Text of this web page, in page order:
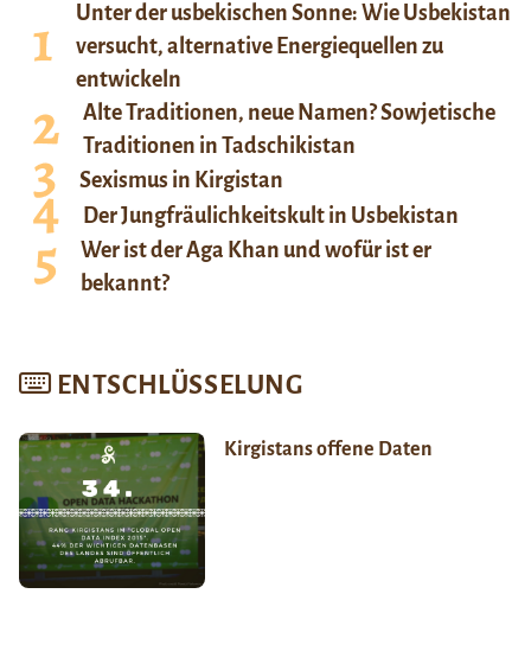
Unter der usbekischen Sonne: Wie Usbekistan
versucht, alternative Energiequellen zu
entwickeln
Alte Traditionen, neue Namen? Sowjetische
Traditionen in Tadschikistan
Sexismus in Kirgistan
Der Jungfräulichkeitskult in Usbekistan
Wer ist der Aga Khan und wofür ist er
bekannt?
ENTSCHLÜSSELUNG
Kirgistans offene Daten